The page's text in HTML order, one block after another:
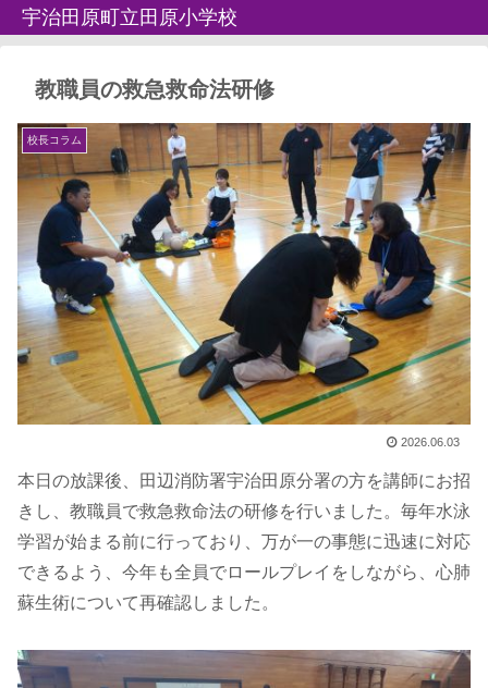
宇治田原町立田原小学校
教職員の救急救命法研修
校長コラム
2026.06.03
本日の放課後、田辺消防署宇治田原分署の方を講師にお招
きし、教職員で救急救命法の研修を行いました。毎年水泳
学習が始まる前に行っており、万が一の事態に迅速に対応
できるよう、今年も全員でロールプレイをしながら、心肺
蘇生術について再確認しました。